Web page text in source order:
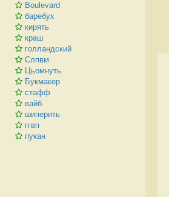
Boulevard
баребух
кирять
краш
голландский
Слпвм
Цьомнуть
Букмакер
стафф
вайб
шиперить
ггвп
пукан